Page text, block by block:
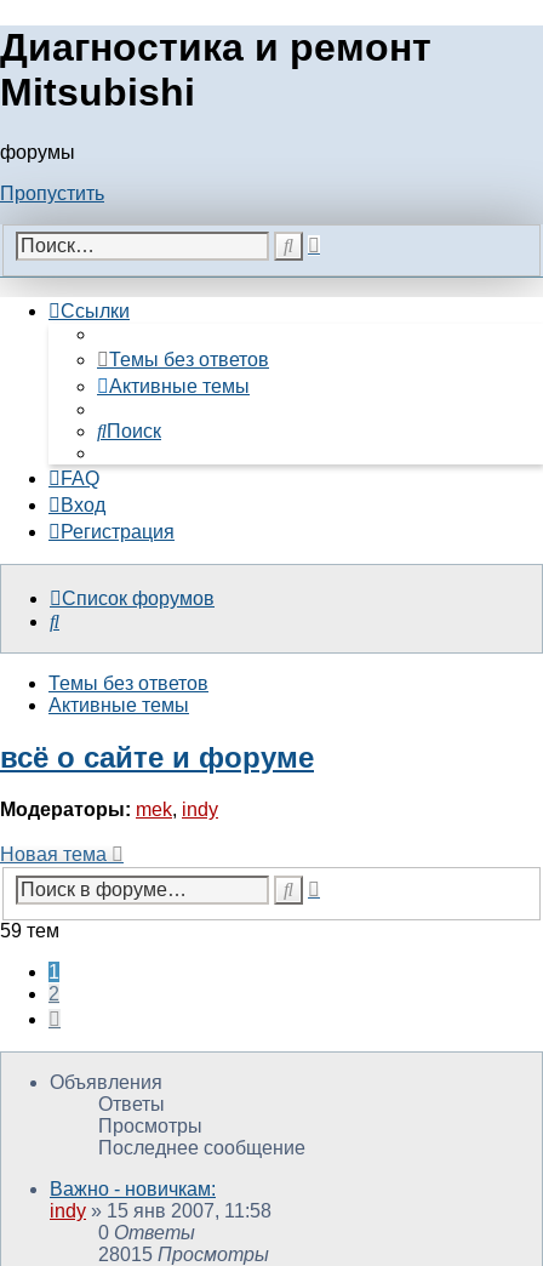
Диагностика и ремонт
Mitsubishi
форумы
Пропустить
ПоискРасширенный
Ссылки
Темы без ответов
Активные темы
Поиск
FAQ
Вход
Регистрация
Список форумов
Поиск
Темы без ответов
Активные темы
всё о сайте и форуме
Модераторы: mek, indy
Новая тема
Поиск
59 тем
1
2
Объявления
Ответы
Просмотры
Последнее сообщение
Важно - новичкам:
indy » 15 янв 2007, 11:58
0 Ответы
28015 Просмотры